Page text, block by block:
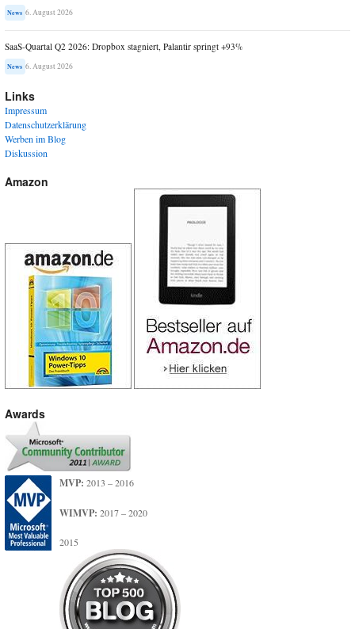
News 6. August 2026
SaaS-Quartal Q2 2026: Dropbox stagniert, Palantir springt +93%
News 6. August 2026
Links
Impressum
Datenschutzerklärung
Werben im Blog
Diskussion
Amazon
Awards
MVP: 2013 – 2016
WIMVP: 2017 – 2020
2015